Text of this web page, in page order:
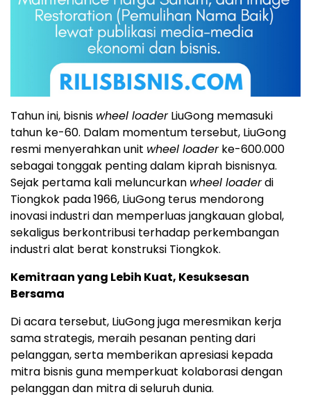
Tahun ini, bisnis wheel loaderLiuGong memasuki
tahun ke-60. Dalam momentum tersebut, LiuGong
resmi menyerahkan unit wheel loaderke-600.000
sebagai tonggak penting dalam kiprah bisnisnya.
Sejak pertama kali meluncurkan wheel loaderdi
Tiongkok pada 1966, LiuGong terus mendorong
inovasi industri dan memperluas jangkauan global,
sekaligus berkontribusi terhadap perkembangan
industri alat berat konstruksi Tiongkok.
Kemitraan yang Lebih Kuat, Kesuksesan
Bersama
Di acara tersebut, LiuGong juga meresmikan kerja
sama strategis, meraih pesanan penting dari
pelanggan, serta memberikan apresiasi kepada
mitra bisnis guna memperkuat kolaborasi dengan
pelanggan dan mitra di seluruh dunia.